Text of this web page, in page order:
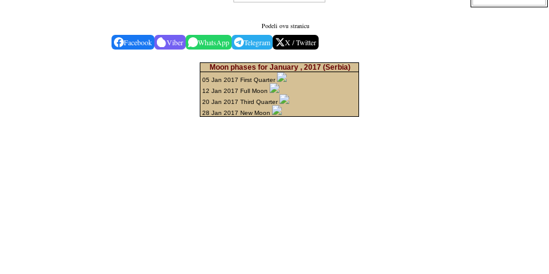
Podeli ovu stranicu
Facebook Viber WhatsApp Telegram X / Twitter
Moon phases for January , 2017 (Serbia)
05 Jan 2017 First Quarter
12 Jan 2017 Full Moon
20 Jan 2017 Third Quarter
28 Jan 2017 New Moon